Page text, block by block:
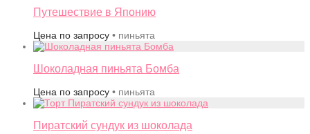
Путешествие в Японию
Цена по запросу • пиньята
Шоколадная пиньята Бомба
Цена по запросу • пиньята
Пиратский сундук из шоколада